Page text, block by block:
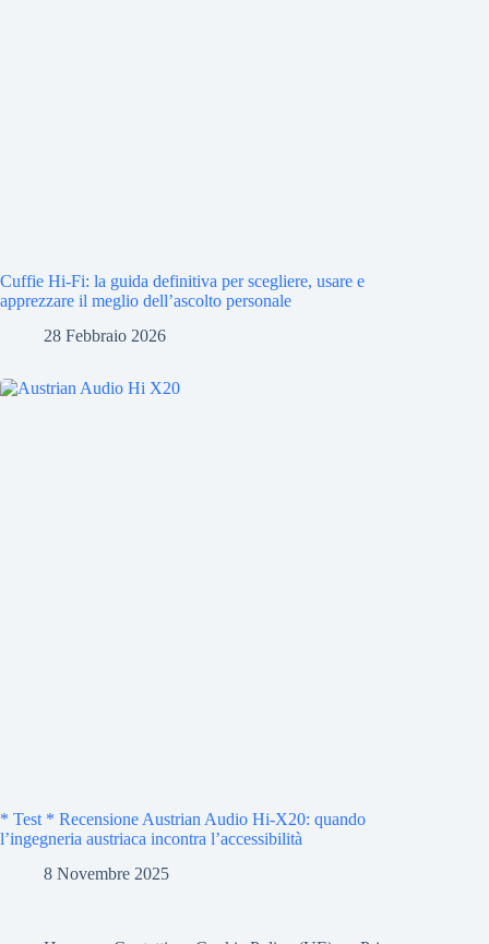
Cuffie Hi-Fi: la guida definitiva per scegliere, usare e
apprezzare il meglio dell’ascolto personale
28 Febbraio 2026
* Test * Recensione Austrian Audio Hi-X20: quando
l’ingegneria austriaca incontra l’accessibilità
8 Novembre 2025